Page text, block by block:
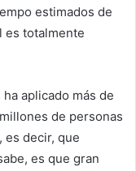
estimados de
es totalmente
aplicado más de
de personas
es decir, que
es que gran